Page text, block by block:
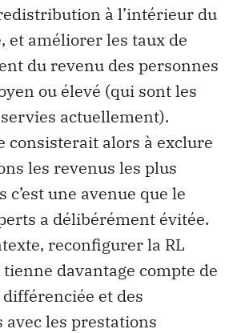
à l’intérieur du
et améliorer les taux de
du revenu des personnes
ou élevé (qui sont les
actuellement).
consisterait alors à exclure
les revenus les plus
c’est une avenue que le
a délibérément évitée.
reconfigurer la RL
tienne davantage compte de
et des
les prestations